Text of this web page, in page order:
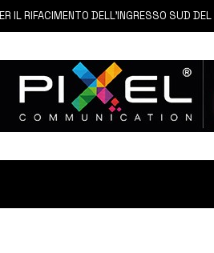
DELL’INGRESSO SUD DEL